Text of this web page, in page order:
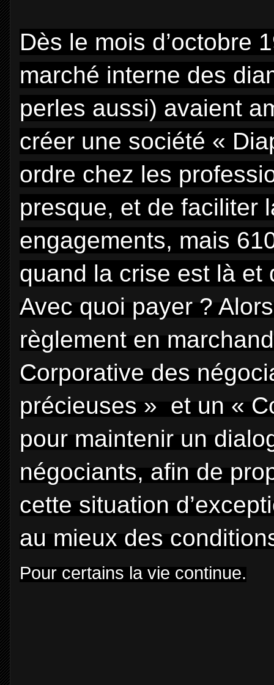
Dès le mois d’octobre
marché interne des
perles aussi) avaient
créer une société «
ordre chez les
presque, et de faciliter
engagements, mais
quand la crise est là et
Avec quoi payer ?
règlement en
Corporative des
précieuses » et un «
pour maintenir un
négociants, afin de
cette situation
au mieux des
Pour certains la vie continue.